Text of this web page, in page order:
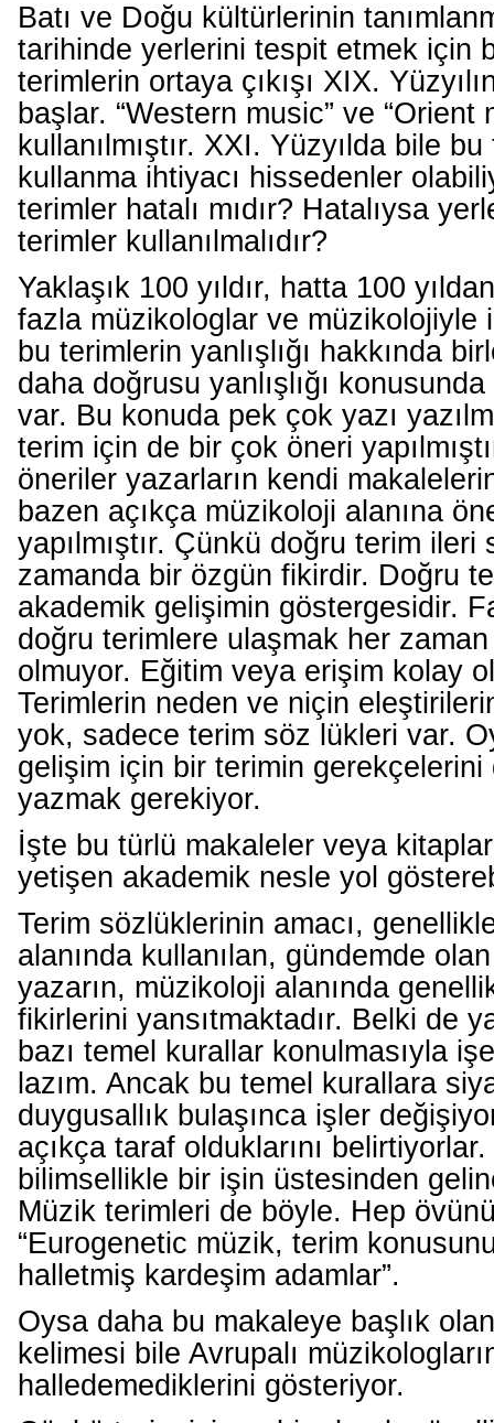
Batı ve Doğu kültürlerinin
tarihinde yerlerini tespit etmek için
terimlerin ortaya çıkışı XIX.
başlar. “Western music” ve “Orient
kullanılmıştır. XXI. Yüzyılda bile
kullanma ihtiyacı hissedenler
terimler hatalı mıdır? Hatalıysa
terimler kullanılmalıdır?
Yaklaşık 100 yıldır, hatta 100
fazla müzikologlar ve müzikolojiyle
bu terimlerin yanlışlığı hakkında
daha doğrusu yanlışlığı
var. Bu konuda pek çok yazı
terim için de bir çok öneri
öneriler yazarların kendi
bazen açıkça müzikoloji alanına
yapılmıştır. Çünkü doğru terim ileri
zamanda bir özgün fikirdir. Doğru
akademik gelişimin göstergesidir.
doğru terimlere ulaşmak her
olmuyor. Eğitim veya erişim kolay
Terimlerin neden ve niçin
yok, sadece terim söz lükleri var.
gelişim için bir terimin gerekçelerini
yazmak gerekiyor.
İşte bu türlü makaleler veya
yetişen akademik nesle yol
Terim sözlüklerinin amacı,
alanında kullanılan, gündemde
yazarın, müzikoloji alanında
fikirlerini yansıtmaktadır. Belki de
bazı temel kurallar konulmasıyla
lazım. Ancak bu temel kurallara
duygusallık bulaşınca işler
açıkça taraf olduklarını
bilimsellikle bir işin üstesinden
Müzik terimleri de böyle. Hep
“Eurogenetic müzik, terim
halletmiş kardeşim adamlar”.
Oysa daha bu makaleye başlık
kelimesi bile Avrupalı
halledemediklerini gösteriyor.